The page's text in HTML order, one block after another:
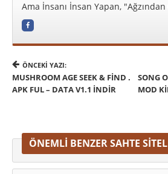
Ama İnsanı İnsan Yapan, "Ağzından
ÖNCEKI YAZI:
MUSHROOM AGE SEEK & FIND .
APK FUL – DATA V1.1 İNDIR
SONG
MOD
ÖNEMLI BENZER SAHTE